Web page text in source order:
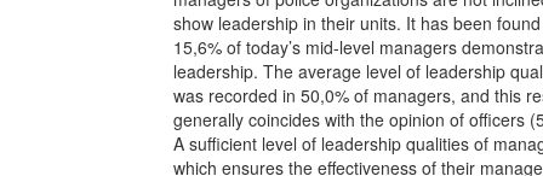
show leadership in their units. It has been
15,6% of today’s mid-level managers
leadership. The average level of leadership
was recorded in 50,0% of managers, and this
generally coincides with the opinion of officers
A sufficient level of leadership qualities of
which ensures the effectiveness of their